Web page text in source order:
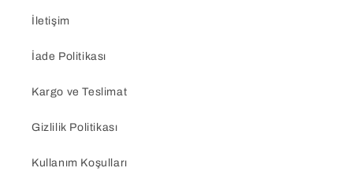
İletişim
İade Politikası
Kargo ve Teslimat
Gizlilik Politikası
Kullanım Koşulları